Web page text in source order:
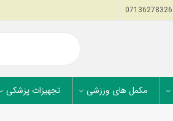
07136278326
مکمل های ورزشی تجهیزات پزشکی